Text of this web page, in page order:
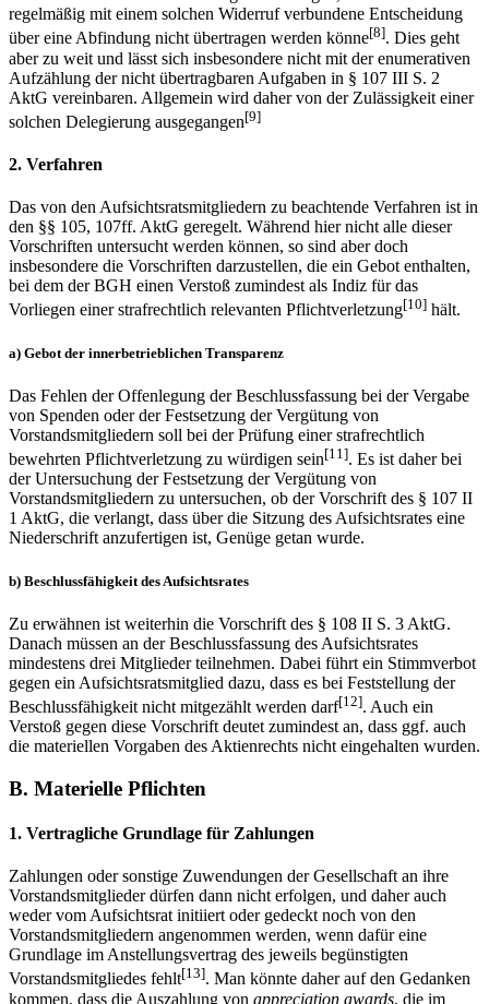
regelmäßig mit einem solchen Widerruf verbundene Entscheidung
über eine Abfindung nicht übertragen werden könne[8]. Dies geht
aber zu weit und lässt sich insbesondere nicht mit der enumerativen
Aufzählung der nicht übertragbaren Aufgaben in § 107 III S. 2
AktG vereinbaren. Allgemein wird daher von der Zulässigkeit einer
solchen Delegierung ausgegangen[9]
2. Verfahren
Das von den Aufsichtsratsmitgliedern zu beachtende Verfahren ist in
den §§ 105, 107ff. AktG geregelt. Während hier nicht alle dieser
Vorschriften untersucht werden können, so sind aber doch
insbesondere die Vorschriften darzustellen, die ein Gebot enthalten,
bei dem der BGH einen Verstoß zumindest als Indiz für das
Vorliegen einer strafrechtlich relevanten Pflichtverletzung[10] hält.
a) Gebot der innerbetrieblichen Transparenz
Das Fehlen der Offenlegung der Beschlussfassung bei der Vergabe
von Spenden oder der Festsetzung der Vergütung von
Vorstandsmitgliedern soll bei der Prüfung einer strafrechtlich
bewehrten Pflichtverletzung zu würdigen sein[11]. Es ist daher bei
der Untersuchung der Festsetzung der Vergütung von
Vorstandsmitgliedern zu untersuchen, ob der Vorschrift des § 107 II
1 AktG, die verlangt, dass über die Sitzung des Aufsichtsrates eine
Niederschrift anzufertigen ist, Genüge getan wurde.
b) Beschlussfähigkeit des Aufsichtsrates
Zu erwähnen ist weiterhin die Vorschrift des § 108 II S. 3 AktG.
Danach müssen an der Beschlussfassung des Aufsichtsrates
mindestens drei Mitglieder teilnehmen. Dabei führt ein Stimmverbot
gegen ein Aufsichtsratsmitglied dazu, dass es bei Feststellung der
Beschlussfähigkeit nicht mitgezählt werden darf[12]. Auch ein
Verstoß gegen diese Vorschrift deutet zumindest an, dass ggf. auch
die materiellen Vorgaben des Aktienrechts nicht eingehalten wurden.
B. Materielle Pflichten
1. Vertragliche Grundlage für Zahlungen
Zahlungen oder sonstige Zuwendungen der Gesellschaft an ihre
Vorstandsmitglieder dürfen dann nicht erfolgen, und daher auch
weder vom Aufsichtsrat initiiert oder gedeckt noch von den
Vorstandsmitgliedern angenommen werden, wenn dafür eine
Grundlage im Anstellungsvertrag des jeweils begünstigten
Vorstandsmitgliedes fehlt[13]. Man könnte daher auf den Gedanken
kommen, dass die Auszahlung von appreciation awards, die im